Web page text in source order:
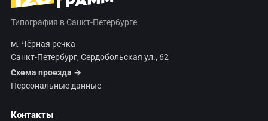
Типография в Санкт-Петербурге
м. Чёрная речка
Санкт-Петербург, Сердобольская ул., 62
Схема проезда →
Персональные данные
Контакты